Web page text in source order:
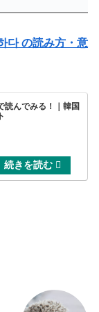
다 の読み方・意
読んでみる！｜韓国